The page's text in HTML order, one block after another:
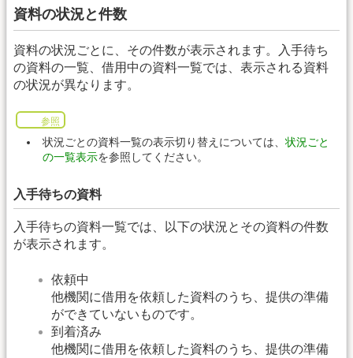
資料の状況と件数
資料の状況ごとに、その件数が表示されます。入手待ち
の資料の一覧、借用中の資料一覧では、表示される資料
の状況が異なります。
参照
状況ごとの資料一覧の表示切り替えについては、 状況ごと
の一覧表示を参照してください。
入手待ちの資料
入手待ちの資料一覧では、以下の状況とその資料の件数
が表示されます。
依頼中
他機関に借用を依頼した資料のうち、提供の準備
ができていないものです。
到着済み
他機関に借用を依頼した資料のうち、提供の準備